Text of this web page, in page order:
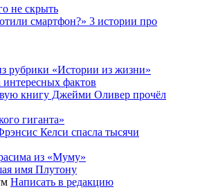
не скрыть
смартфон?» 3 истории про
рубрики «Истории из жизни»
фактов
книгу Джейми Оливер прочёл
гиганта»
Келси спасла тысячи
из «Муму»
имя Плутону
Написать в редакцию